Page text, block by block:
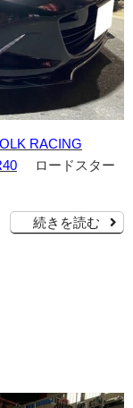
RACING
ロードスター
続きを読む